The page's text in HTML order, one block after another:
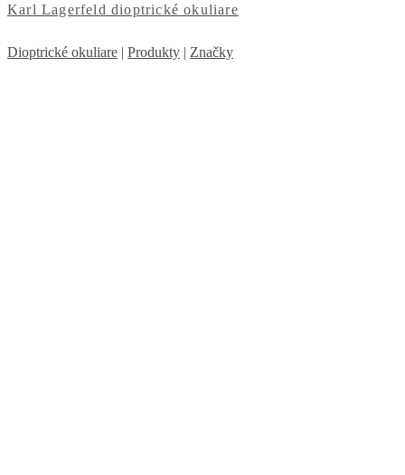
Karl Lagerfeld dioptrické okuliare
Dioptrické okuliare | Produkty | Značky